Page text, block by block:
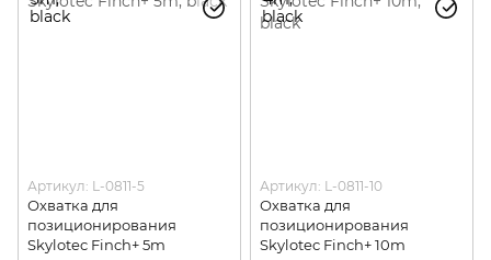
Артикул: L-0811-5
Охватка для
позиционирования
Skylotec Finch+ 5m
Артикул: L-0811-10
Охватка для
позиционирования
Skylotec Finch+ 10m